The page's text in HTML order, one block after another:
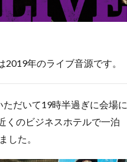
2019年のライブ音源です。
だいて19時半過ぎに会場に
くのビジネスホテルで一泊
した。